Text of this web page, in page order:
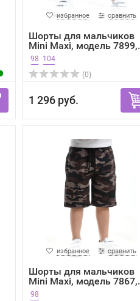
избранное сравнить
Шорты для мальчиков
Mini Maxi, модель
98 104
(0)
1 296 руб.
избранное сравнить
Шорты для мальчиков
Mini Maxi, модель
98